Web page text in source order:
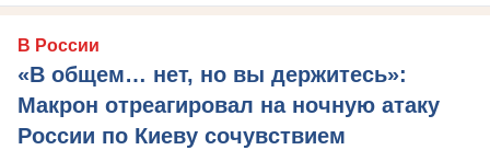
В России
«В общем… нет, но вы держитесь»:
Макрон отреагировал на ночную атаку
России по Киеву сочувствием